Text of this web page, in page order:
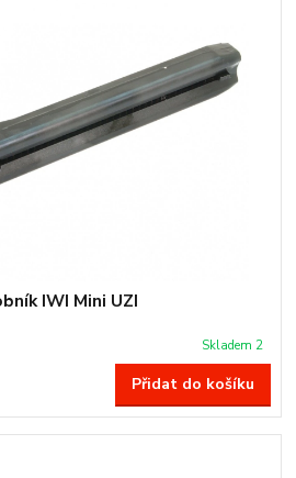
IWI Mini UZI
Skladem 2
Přidat do košíku